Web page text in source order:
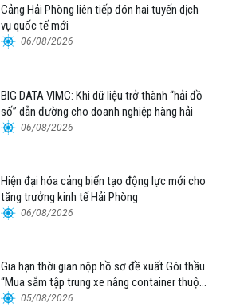
Cảng Hải Phòng liên tiếp đón hai tuyến dịch
vụ quốc tế mới
06/08/2026
BIG DATA VIMC: Khi dữ liệu trở thành “hải đồ
số” dẫn đường cho doanh nghiệp hàng hải
06/08/2026
Hiện đại hóa cảng biển tạo động lực mới cho
tăng trưởng kinh tế Hải Phòng
06/08/2026
Gia hạn thời gian nộp hồ sơ đề xuất Gói thầu
“Mua sắm tập trung xe nâng container thuộc
Tổng công ty Hàng hải Việt Nam – CTCP”
05/08/2026